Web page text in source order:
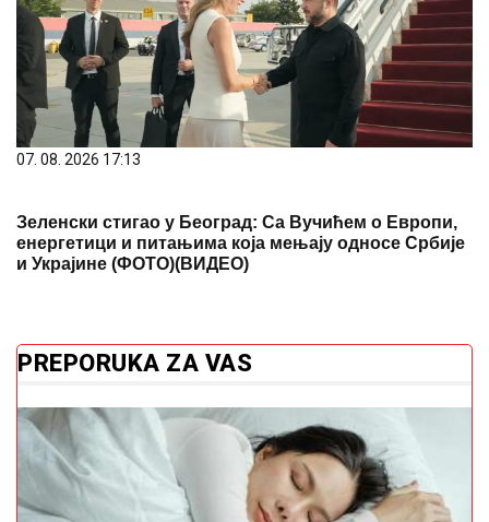
07. 08. 2026 17:13
Зеленски стигао у Београд: Са Вучићем о Европи,
енергетици и питањима која мењају односе Србије
и Украјине (ФОТО)(ВИДЕО)
PREPORUKA ZA VAS